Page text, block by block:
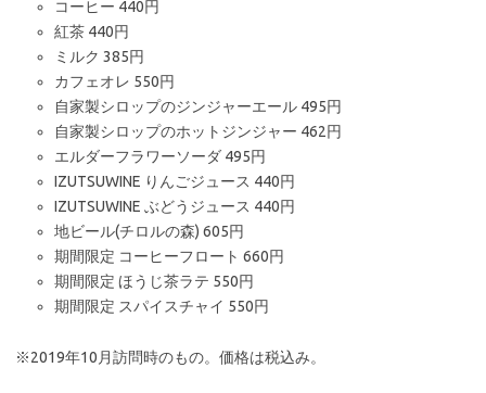
コーヒー 440円
紅茶 440円
ミルク 385円
カフェオレ 550円
自家製シロップのジンジャーエール 495円
自家製シロップのホットジンジャー 462円
エルダーフラワーソーダ 495円
IZUTSUWINE りんごジュース 440円
IZUTSUWINE ぶどうジュース 440円
地ビール(チロルの森) 605円
期間限定 コーヒーフロート 660円
期間限定 ほうじ茶ラテ 550円
期間限定 スパイスチャイ 550円
※2019年10月訪問時のもの。価格は税込み。